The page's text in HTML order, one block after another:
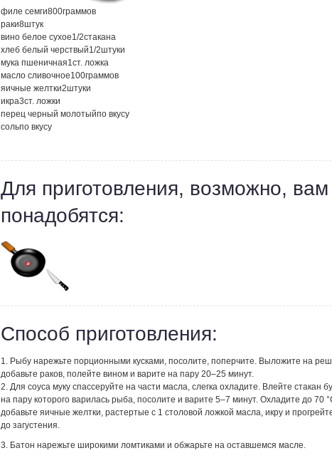
филе семги800граммов
раки8штук
вино белое сухое1/2стакана
хлеб белый черствый1/2штуки
мука пшеничная1ст. ложка
масло сливочное100граммов
яичные желтки2штуки
икра3ст. ложки
перец черный молотыйпо вкусу
сольпо вкусу
Для приготовления, возможно, вам
понадобятся:
Способ приготовления:
1. Рыбу нарежьте порционными кусками, посолите, поперчите. Выложите на
добавьте раков, полейте вином и варите на пару 20–25 минут.
2. Для соуса муку спассеруйте на части масла, слегка охладите. Влейте стакан
на пару которого варилась рыба, посолите и варите 5–7 минут. Охладите до 70
добавьте яичные желтки, растертые с 1 столовой ложкой масла, икру и
до загустения.
3. Батон нарежьте широкими ломтиками и обжарьте на оставшемся масле.